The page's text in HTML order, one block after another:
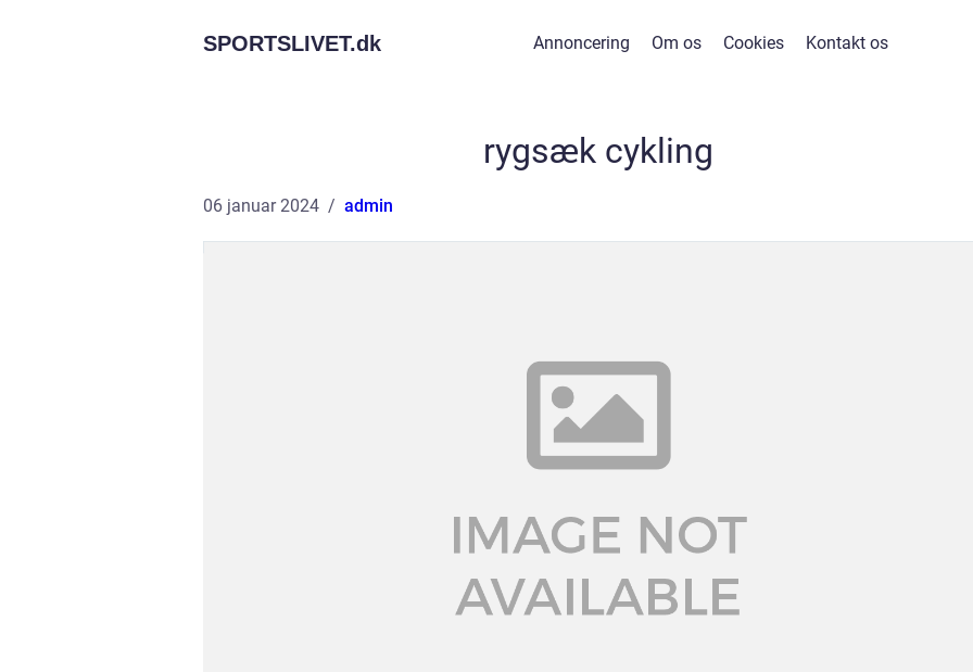
SPORTSLIVET.dk Annoncering Om os Cookies Kontakt os
rygsæk cykling
06 januar 2024 admin